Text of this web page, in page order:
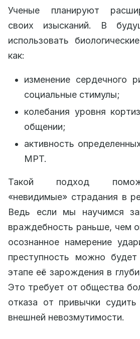
Ученые планируют
своих изысканий. В
использовать
как:
изменение сердечного
социальные стимулы;
колебания уровня
общении;
активность
МРТ.
Такой подход
«невидимые» страдания в
Ведь если мы научимся
враждебность раньше, чем
осознанное намерение
преступность можно
этапе её зарождения в
Это требует от общества
отказа от привычки
внешней невозмутимости.